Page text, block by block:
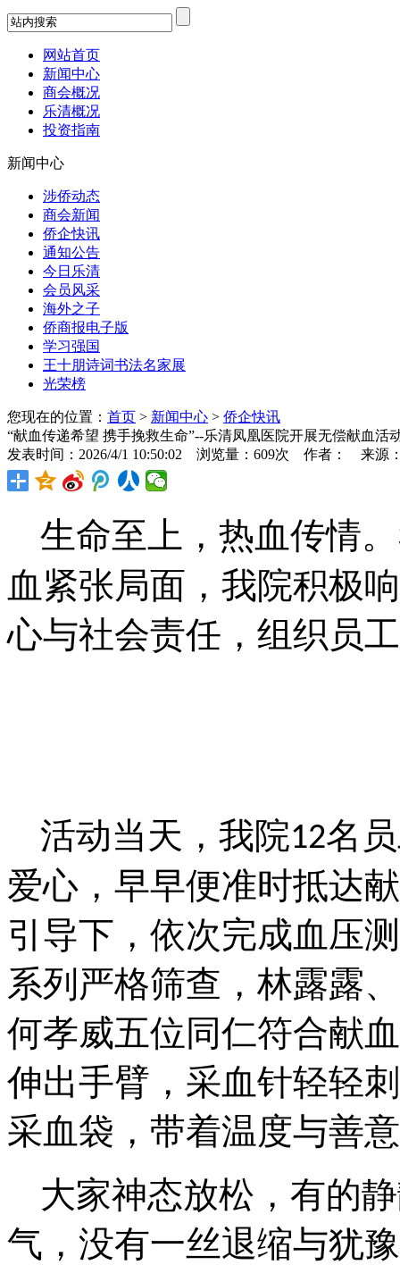
网站首页
新闻中心
商会概况
乐清概况
投资指南
新闻中心
涉侨动态
商会新闻
侨企快讯
通知公告
今日乐清
会员风采
海外之子
侨商报电子版
学习强国
王十朋诗词书法名家展
光荣榜
您现在的位置： 首页 > 新闻中心 > 侨企快讯
“献血传递希望 携手挽救生命”--乐清凤凰医院开展无偿献血活
发表时间：2026/4/1 10:50:02 浏览量：609次 作者： 来源
生命至上，热血传情。
血紧张局面，我院积极
心与社会责任，组织员
活动当天，我院12名
爱心，早早便准时抵达
引导下，依次完成血压
系列严格筛查，林露露
何孝威五位同仁符合献
伸出手臂，采血针轻轻
采血袋，带着温度与善
大家神态放松，有的
气，没有一丝退缩与犹